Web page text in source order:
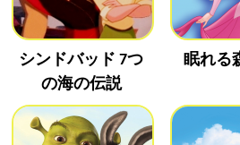
シンドバッド 7つ
の海の伝説
眠れる